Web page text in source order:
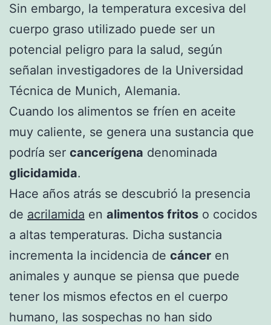
Sin embargo, la temperatura excesiva del
cuerpo graso utilizado puede ser un
potencial peligro para la salud, según
señalan investigadores de la Universidad
Técnica de Munich, Alemania.
Cuando los alimentos se fríen en aceite
muy caliente, se genera una sustancia que
podría ser cancerígena denominada
glicidamida.
Hace años atrás se descubrió la presencia
de acrilamida en alimentos fritos o cocidos
a altas temperaturas. Dicha sustancia
incrementa la incidencia de cáncer en
animales y aunque se piensa que puede
tener los mismos efectos en el cuerpo
humano, las sospechas no han sido